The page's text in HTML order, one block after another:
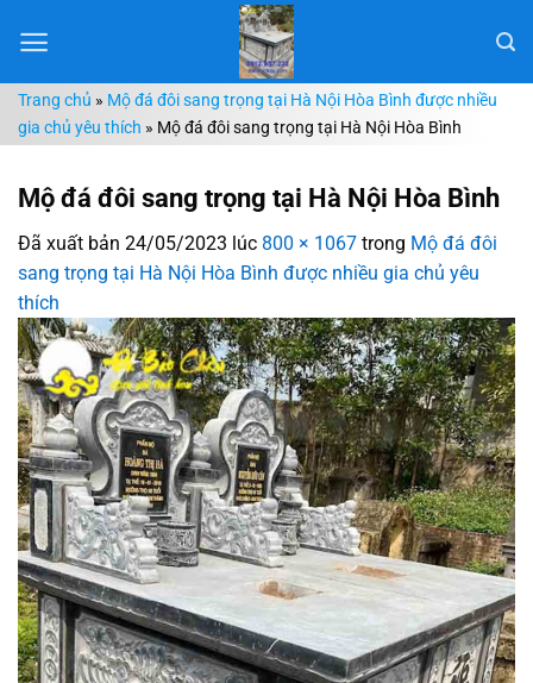
đến
dungTrang chủ » Mộ đá đôi sang trọng tại Hà Nội Hòa Bình được nhiều
gia chủ yêu thích » Mộ đá đôi sang trọng tại Hà Nội Hòa Bình
Mộ đá đôi sang trọng tại Hà Nội Hòa Bình
Đã xuất bản 24/05/2023 lúc 800 × 1067 trong Mộ đá đôi
sang trọng tại Hà Nội Hòa Bình được nhiều gia chủ yêu
thích